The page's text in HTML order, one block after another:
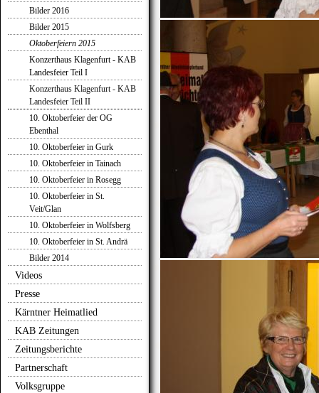
Bilder 2016
Bilder 2015
Oktoberfeiern 2015
Konzerthaus Klagenfurt - KAB
Landesfeier Teil I
Konzerthaus Klagenfurt - KAB
Landesfeier Teil II
10. Oktoberfeier der OG
Ebenthal
10. Oktoberfeier in Gurk
10. Oktoberfeier in Tainach
10. Oktoberfeier in Rosegg
10. Oktoberfeier in St.
Veit/Glan
10. Oktoberfeier in Wolfsberg
10. Oktoberfeier in St. Andrä
Bilder 2014
Videos
Presse
Kärntner Heimatlied
KAB Zeitungen
Zeitungsberichte
Partnerschaft
Volksgruppe